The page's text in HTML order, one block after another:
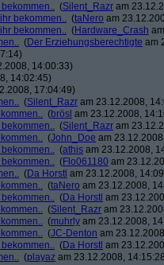
(Silent_Razr am
bekommen.. (taNero am
bekommen.. (Hardware_Crash
(Der Erziehungsberechtigte am
14:00:33)
14:02:45)
17:04:49)
(Silent_Razr am 23.12.2008,
(brösl am 23.12.2008,
(Silent_Razr am
(John_Doe am
(athis am 23.12.2008,
(Flo061180 am
(Da Horstl am 23.12.2008,
(taNero am 23.12.2008,
(Da Horstl am
(Silent_Razr am
(muhrly am 23.12.2008,
(JC-Denton am
(Da Horstl am
(playaz am 23.12.2008,